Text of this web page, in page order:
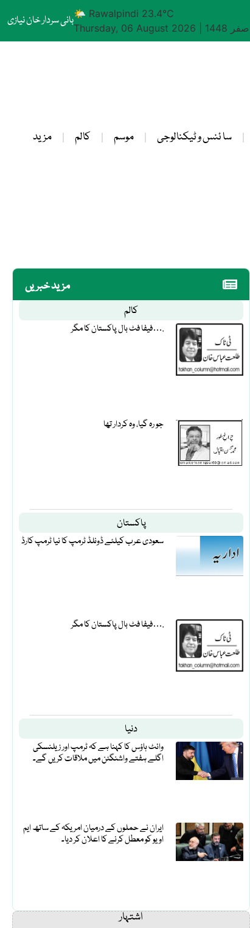
بانی سردار خان نیازی🌤 Rawalpindi 23.4°C
Thursday, 06 August 2026
سا ئنس و ٹیکنالوجی موسم کالم مزید
مزید خبریں
کالم
فیفا فٹ بال پاکستان کا مگر….
جو رہ گیا، وہ کردار تھا
پاکستان
سعودی عرب کیلئے ڈونلڈ ٹرمپ کا نیا ٹرمپ کارڈ
فیفا فٹ بال پاکستان کا مگر….
دنیا
وائٹ ہاؤس کا کہنا ہے کہ ٹرمپ اور زیلنسکی
اگلے ہفتے واشنگٹن میں ملاقات کریں گے۔
ایران نے حملوں کے درمیان امریکہ کے ساتھ ایم
او یو کو معطل کرنے کا اعلان کر دیا۔
اشتہار